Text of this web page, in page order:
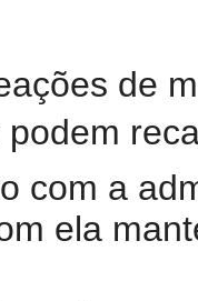
de
com a
ela